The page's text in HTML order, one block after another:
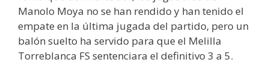
Manolo Moya no se han rendido y han tenido el
empate en la última jugada del partido, pero un
balón suelto ha servido para que el Melilla
Torreblanca FS sentenciara el definitivo 3 a 5.